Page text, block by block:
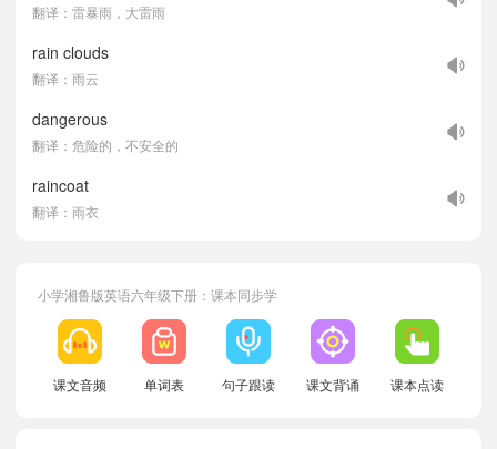
翻译：雷暴雨，大雷雨
rain clouds
翻译：雨云
dangerous
翻译：危险的，不安全的
raincoat
翻译：雨衣
小学湘鲁版英语六年级下册：课本同步学
课文音频 单词表 句子跟读 课文背诵 课本点读